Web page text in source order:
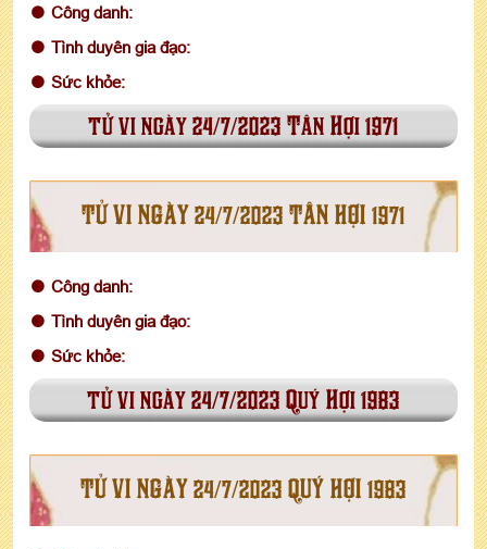
Công danh:
Tình duyên gia đạo:
Sức khỏe:
tử vi ngày 24/7/2023 Tân Hợi 1971
TỬ VI NGÀY 24/7/2023 TÂN HỢI 1971
Công danh:
Tình duyên gia đạo:
Sức khỏe:
tử vi ngày 24/7/2023 Quý Hợi 1983
TỬ VI NGÀY 24/7/2023 QUÝ HỢI 1983